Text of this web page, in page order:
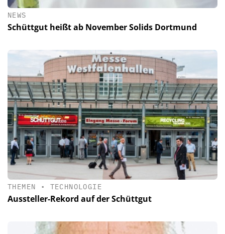
NEWS
Schüttgut heißt ab November Solids Dortmund
THEMEN • TECHNOLOGIE
Aussteller-Rekord auf der Schüttgut